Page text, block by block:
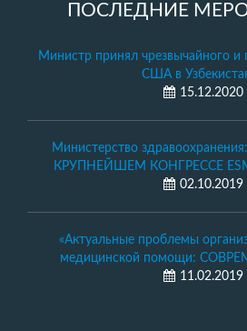
ПОСЛЕДНИЕ
Министр принял чрезвычайного и
США в
15.12.2020
Министерство
КРУПНЕЙШЕМ КОНГРЕССЕ
02.10.2019
«Актуальные проблемы
медицинской помощи:
11.02.2019